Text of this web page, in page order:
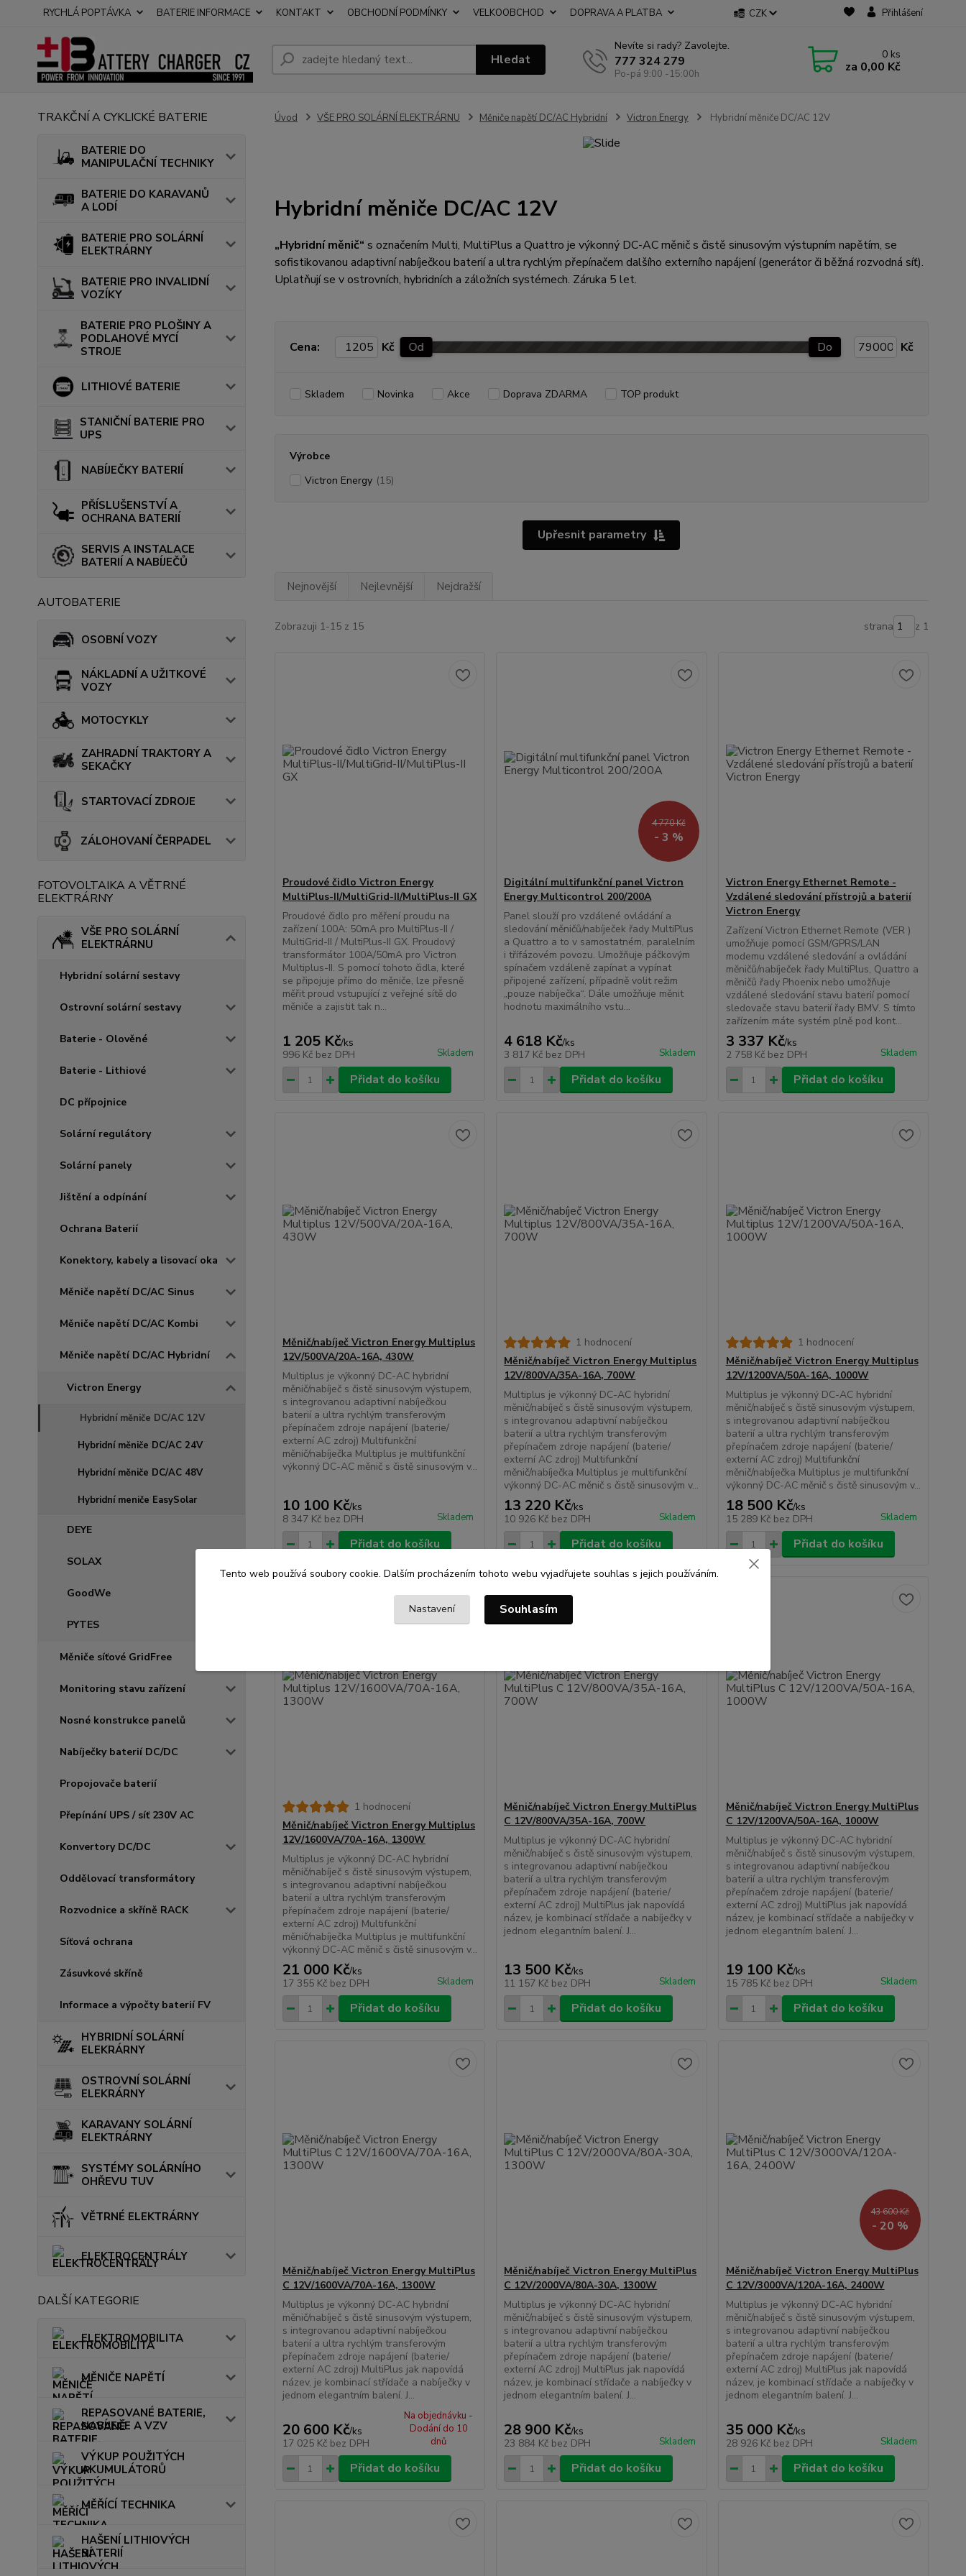
RYCHLÁ POPTÁVKA BATERIE INFORMACE KONTAKT OBCHODNÍ PODMÍNKY VELKOOBCHOD DOPRAVA A PLATBA CZK Přihlášení
Hledat
Nevíte si rady? Zavolejte.
777 324 279
Po-pá 9:00 -15:00h
0 ks
za 0,00 Kč
TRAKČNÍ A CYKLICKÉ BATERIE
BATERIE DO
MANIPULAČNÍ TECHNIKY
BATERIE DO KARAVANŮ
A LODÍ
BATERIE PRO SOLÁRNÍ
ELEKTRÁRNY
BATERIE PRO INVALIDNÍ
VOZÍKY
BATERIE PRO PLOŠINY A
PODLAHOVÉ MYCÍ
STROJE
LITHIOVÉ BATERIE
STANIČNÍ BATERIE PRO
UPS
NABÍJEČKY BATERIÍ
PŘÍSLUŠENSTVÍ A
OCHRANA BATERIÍ
SERVIS A INSTALACE
BATERIÍ A NABÍJEČŮ
AUTOBATERIE
OSOBNÍ VOZY
NÁKLADNÍ A UŽITKOVÉ
VOZY
MOTOCYKLY
ZAHRADNÍ TRAKTORY A
SEKAČKY
STARTOVACÍ ZDROJE
ZÁLOHOVANÍ ČERPADEL
FOTOVOLTAIKA A VĚTRNÉ
ELEKTRÁRNY
VŠE PRO SOLÁRNÍ
ELEKTRÁRNU
Hybridní solární sestavy
Ostrovní solární sestavy
Baterie - Olověné
Baterie - Lithiové
DC přípojnice
Solární regulátory
Solární panely
Jištění a odpínání
Ochrana Baterií
Konektory, kabely a lisovací oka
Měniče napětí DC/AC Sinus
Měniče napětí DC/AC Kombi
Měniče napětí DC/AC Hybridní
Victron Energy
Hybridní měniče DC/AC 12V
Hybridní měniče DC/AC 24V
Hybridní měniče DC/AC 48V
Hybridní meniče EasySolar
DEYE
SOLAX
GoodWe
PYTES
Měniče síťové GridFree
Monitoring stavu zařízení
Nosné konstrukce panelů
Nabíječky baterií DC/DC
Propojovače baterií
Přepínání UPS / síť 230V AC
Konvertory DC/DC
Oddělovací transformátory
Rozvodnice a skříně RACK
Síťová ochrana
Zásuvkové skříně
Informace a výpočty baterií FV
HYBRIDNÍ SOLÁRNÍ
ELEKRÁRNY
OSTROVNÍ SOLÁRNÍ
ELEKRÁRNY
KARAVANY SOLÁRNÍ
ELEKTRÁRNY
SYSTÉMY SOLÁRNÍHO
OHŘEVU TUV
VĚTRNÉ ELEKTRÁRNY
ELEKTROCENTRÁLY
DALŠÍ KATEGORIE
ELEKTROMOBILITA
MĚNIČE NAPĚTÍ
REPASOVANÉ BATERIE,
NABÍJEČE A VZV
VÝKUP POUŽITÝCH
AKUMULÁTORŮ
MĚŘÍCÍ TECHNIKA
HAŠENÍ LITHIOVÝCH
BATERIÍ
Úvod VŠE PRO SOLÁRNÍ ELEKTRÁRNU Měniče napětí DC/AC Hybridní Victron Energy Hybridní měniče DC/AC 12V
Hybridní měniče DC/AC 12V
„Hybridní měnič“ s označením Multi, MultiPlus a Quattro je výkonný DC-AC měnič s čistě sinusovým výstupním napětím, se
sofistikovanou adaptivní nabíječkou baterií a ultra rychlým přepínačem dalšího externího napájení (generátor či běžná rozvodná síť).
Uplatňují se v ostrovních, hybridních a záložních systémech. Záruka 5 let.
Upřesnit parametry
Cena: Kč Od Do Kč
Skladem Novinka Akce Doprava ZDARMA TOP produkt
Výrobce
Victron Energy (15)
Nejnovější Nejlevnější Nejdražší
Zobrazuji 1-15 z 15 strana z 1
Proudové čidlo Victron Energy
MultiPlus-II/MultiGrid-II/MultiPlus-II GX
Proudové čidlo pro měření proudu na
zařízení 100A: 50mA pro MultiPlus-II /
MultiGrid-II / MultiPlus-II GX. Proudový
transformátor 100A/50mA pro Victron
Multiplus-II. S pomocí tohoto čidla, které
se připojuje přímo do měniče, lze přesně
měřit proud vstupující z veřejné sítě do
měniče a zajistit tak n...
1 205 Kč/ks
996 Kč bez DPH Skladem
Přidat do košíku
4 770 Kč
- 3 %
Digitální multifunkční panel Victron
Energy Multicontrol 200/200A
Panel slouží pro vzdálené ovládání a
sledování měničů/nabíječek řady MultiPlus
a Quattro a to v samostatném, paralelním
i třífázovém povozu. Umožňuje páčkovým
spínačem vzdáleně zapínat a vypínat
připojené zařízení, případně volit režim
„pouze nabíječka“. Dále umožňuje měnit
hodnotu maximálního vstu...
4 618 Kč/ks
3 817 Kč bez DPH Skladem
Přidat do košíku
Victron Energy Ethernet Remote -
Vzdálené sledování přístrojů a baterií
Victron Energy
Zařízení Victron Ethernet Remote (VER )
umožňuje pomocí GSM/GPRS/LAN
modemu vzdálené sledování a ovládání
měničů/nabíječek řady MultiPlus, Quattro a
měničů řady Phoenix nebo umožňuje
vzdálené sledování stavu baterií pomocí
sledovače stavu baterií řady BMV. S tímto
zařízením máte systém plně pod kont...
3 337 Kč/ks
2 758 Kč bez DPH Skladem
Přidat do košíku
Měnič/nabíječ Victron Energy Multiplus
12V/500VA/20A-16A, 430W
Multiplus je výkonný DC-AC hybridní
měnič/nabíječ s čistě sinusovým výstupem,
s integrovanou adaptivní nabíječkou
baterií a ultra rychlým transferovým
přepínačem zdroje napájení (baterie/
externí AC zdroj) Multifunkční
měnič/nabíječka Multiplus je multifunkční
výkonný DC-AC měnič s čistě sinusovým v...
10 100 Kč/ks
8 347 Kč bez DPH Skladem
Přidat do košíku
1 hodnocení
Měnič/nabíječ Victron Energy Multiplus
12V/800VA/35A-16A, 700W
Multiplus je výkonný DC-AC hybridní
měnič/nabíječ s čistě sinusovým výstupem,
s integrovanou adaptivní nabíječkou
baterií a ultra rychlým transferovým
přepínačem zdroje napájení (baterie/
externí AC zdroj) Multifunkční
měnič/nabíječka Multiplus je multifunkční
výkonný DC-AC měnič s čistě sinusovým v...
13 220 Kč/ks
10 926 Kč bez DPH Skladem
Přidat do košíku
1 hodnocení
Měnič/nabíječ Victron Energy Multiplus
12V/1200VA/50A-16A, 1000W
Multiplus je výkonný DC-AC hybridní
měnič/nabíječ s čistě sinusovým výstupem,
s integrovanou adaptivní nabíječkou
baterií a ultra rychlým transferovým
přepínačem zdroje napájení (baterie/
externí AC zdroj) Multifunkční
měnič/nabíječka Multiplus je multifunkční
výkonný DC-AC měnič s čistě sinusovým v...
18 500 Kč/ks
15 289 Kč bez DPH Skladem
Přidat do košíku
1 hodnocení
Měnič/nabíječ Victron Energy Multiplus
12V/1600VA/70A-16A, 1300W
Multiplus je výkonný DC-AC hybridní
měnič/nabíječ s čistě sinusovým výstupem,
s integrovanou adaptivní nabíječkou
baterií a ultra rychlým transferovým
přepínačem zdroje napájení (baterie/
externí AC zdroj) Multifunkční
měnič/nabíječka Multiplus je multifunkční
výkonný DC-AC měnič s čistě sinusovým v...
21 000 Kč/ks
17 355 Kč bez DPH Skladem
Přidat do košíku
Měnič/nabíječ Victron Energy MultiPlus
C 12V/800VA/35A-16A, 700W
Multiplus je výkonný DC-AC hybridní
měnič/nabíječ s čistě sinusovým výstupem,
s integrovanou adaptivní nabíječkou
baterií a ultra rychlým transferovým
přepínačem zdroje napájení (baterie/
externí AC zdroj) MultiPlus jak napovídá
název, je kombinací střídače a nabíječky v
jednom elegantním balení. J...
13 500 Kč/ks
11 157 Kč bez DPH Skladem
Přidat do košíku
Měnič/nabíječ Victron Energy MultiPlus
C 12V/1200VA/50A-16A, 1000W
Multiplus je výkonný DC-AC hybridní
měnič/nabíječ s čistě sinusovým výstupem,
s integrovanou adaptivní nabíječkou
baterií a ultra rychlým transferovým
přepínačem zdroje napájení (baterie/
externí AC zdroj) MultiPlus jak napovídá
název, je kombinací střídače a nabíječky v
jednom elegantním balení. J...
19 100 Kč/ks
15 785 Kč bez DPH Skladem
Přidat do košíku
Měnič/nabíječ Victron Energy MultiPlus
C 12V/1600VA/70A-16A, 1300W
Multiplus je výkonný DC-AC hybridní
měnič/nabíječ s čistě sinusovým výstupem,
s integrovanou adaptivní nabíječkou
baterií a ultra rychlým transferovým
přepínačem zdroje napájení (baterie/
externí AC zdroj) MultiPlus jak napovídá
název, je kombinací střídače a nabíječky v
jednom elegantním balení. J...
20 600 Kč/ks
17 025 Kč bez DPH
Na objednávku -
Dodání do 10
dnů
Přidat do košíku
Měnič/nabíječ Victron Energy MultiPlus
C 12V/2000VA/80A-30A, 1300W
Multiplus je výkonný DC-AC hybridní
měnič/nabíječ s čistě sinusovým výstupem,
s integrovanou adaptivní nabíječkou
baterií a ultra rychlým transferovým
přepínačem zdroje napájení (baterie/
externí AC zdroj) MultiPlus jak napovídá
název, je kombinací střídače a nabíječky v
jednom elegantním balení. J...
28 900 Kč/ks
23 884 Kč bez DPH Skladem
Přidat do košíku
43 600 Kč
- 20 %
Měnič/nabíječ Victron Energy MultiPlus
C 12V/3000VA/120A-16A, 2400W
Multiplus je výkonný DC-AC hybridní
měnič/nabíječ s čistě sinusovým výstupem,
s integrovanou adaptivní nabíječkou
baterií a ultra rychlým transferovým
přepínačem zdroje napájení (baterie/
externí AC zdroj) MultiPlus jak napovídá
název, je kombinací střídače a nabíječky v
jednom elegantním balení. J...
35 000 Kč/ks
28 926 Kč bez DPH Skladem
Přidat do košíku
Tento web používá soubory cookie. Dalším procházením tohoto webu vyjadřujete souhlas s jejich používáním.
Nastavení Souhlasím